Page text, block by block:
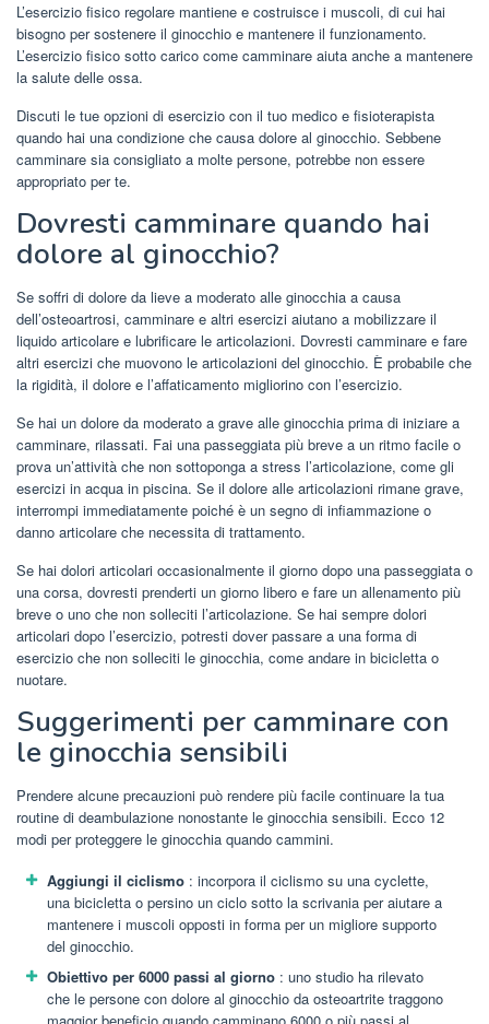
L’esercizio fisico regolare mantiene e costruisce i muscoli, di cui hai
bisogno per sostenere il ginocchio e mantenere il funzionamento.
L’esercizio fisico sotto carico come camminare aiuta anche a mantenere
la salute delle ossa.
Discuti le tue opzioni di esercizio con il tuo medico e fisioterapista
quando hai una condizione che causa dolore al ginocchio. Sebbene
camminare sia consigliato a molte persone, potrebbe non essere
appropriato per te.
Dovresti camminare quando hai
dolore al ginocchio?
Se soffri di dolore da lieve a moderato alle ginocchia a causa
dell’osteoartrosi, camminare e altri esercizi aiutano a mobilizzare il
liquido articolare e lubrificare le articolazioni. Dovresti camminare e fare
altri esercizi che muovono le articolazioni del ginocchio. È probabile che
la rigidità, il dolore e l’affaticamento migliorino con l’esercizio.
Se hai un dolore da moderato a grave alle ginocchia prima di iniziare a
camminare, rilassati. Fai una passeggiata più breve a un ritmo facile o
prova un’attività che non sottoponga a stress l’articolazione, come gli
esercizi in acqua in piscina. Se il dolore alle articolazioni rimane grave,
interrompi immediatamente poiché è un segno di infiammazione o
danno articolare che necessita di trattamento.
Se hai dolori articolari occasionalmente il giorno dopo una passeggiata o
una corsa, dovresti prenderti un giorno libero e fare un allenamento più
breve o uno che non solleciti l’articolazione. Se hai sempre dolori
articolari dopo l’esercizio, potresti dover passare a una forma di
esercizio che non solleciti le ginocchia, come andare in bicicletta o
nuotare.
Suggerimenti per camminare con
le ginocchia sensibili
Prendere alcune precauzioni può rendere più facile continuare la tua
routine di deambulazione nonostante le ginocchia sensibili. Ecco 12
modi per proteggere le ginocchia quando cammini.
Aggiungi il ciclismo : incorpora il ciclismo su una cyclette,
una bicicletta o persino un ciclo sotto la scrivania per aiutare a
mantenere i muscoli opposti in forma per un migliore supporto
del ginocchio.
Obiettivo per 6000 passi al giorno : uno studio ha rilevato
che le persone con dolore al ginocchio da osteoartrite traggono